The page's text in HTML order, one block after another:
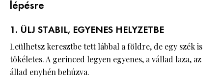
lépésre
1. ÜLJ STABIL, EGYENES HELYZETBE
Leülhetsz keresztbe tett lábbal a földre, de egy szék is
tökéletes. A gerinced legyen egyenes, a vállad laza, az
állad enyhén behúzva.